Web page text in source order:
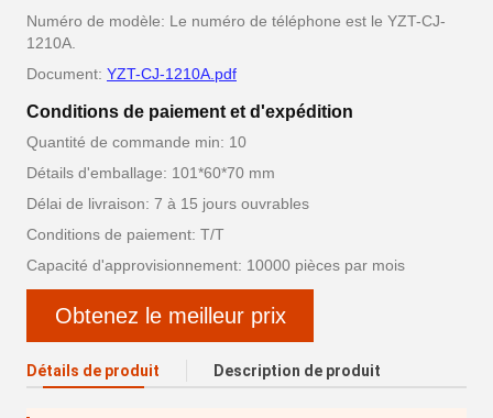
Numéro de modèle: Le numéro de téléphone est le YZT-CJ-
1210A.
Document: YZT-CJ-1210A.pdf
Conditions de paiement et d'expédition
Quantité de commande min: 10
Détails d'emballage: 101*60*70 mm
Délai de livraison: 7 à 15 jours ouvrables
Conditions de paiement: T/T
Capacité d'approvisionnement: 10000 pièces par mois
Obtenez le meilleur prix
Détails de produit Description de produit